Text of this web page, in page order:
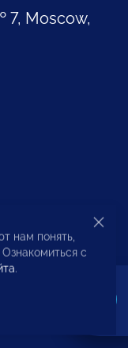
Moscow,
нам понять,
с
.